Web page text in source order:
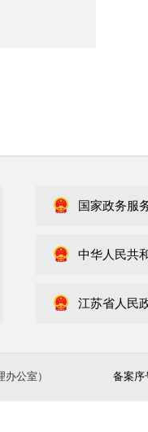
国家政务服
中华人民共
江苏省人民
公室） 备案序